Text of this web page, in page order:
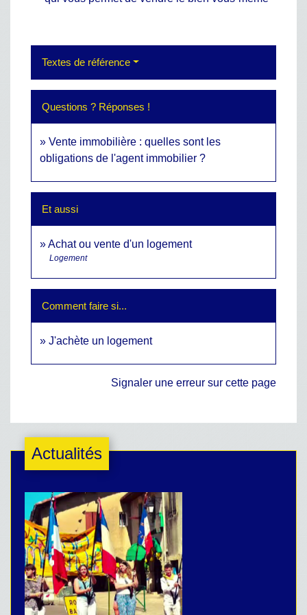
Textes de référence
Questions ? Réponses !
Vente immobilière : quelles sont les
obligations de l'agent immobilier ?
Et aussi
Achat ou vente d'un logement
Logement
Comment faire si...
J'achète un logement
Signaler une erreur sur cette page
Actualités